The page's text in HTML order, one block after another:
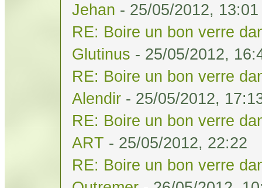
Jehan - 25/05/2012, 13:01
RE: Boire un bon verre
Glutinus - 25/05/2012,
RE: Boire un bon verre
Alendir - 25/05/2012,
RE: Boire un bon verre
ART - 25/05/2012, 22:22
RE: Boire un bon verre